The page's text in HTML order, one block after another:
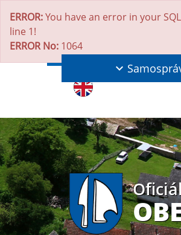
ERROR:You have an error in your
line 1!
ERROR No: 1064